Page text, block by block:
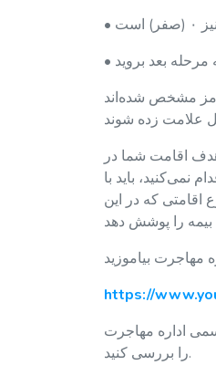
مشخص شده‌اند
اقامت شما در
نمی‌کنید، باید با
که در این
https://
اداره مهاجرت
را بررسی کنید.